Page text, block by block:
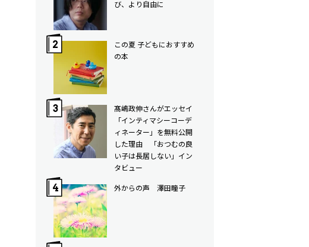
び、より自由に
この夏 子どもにおすすめ
の本
髙嶋政伸さんがエッセイ
「インティマシーコーデ
ィネーター」を無料公開
した理由 「おつむの良
い子は長居しない」イン
タビュー
外からの声 澤田瞳子